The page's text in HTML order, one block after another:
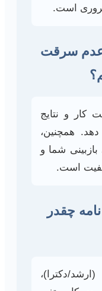
است.
عدم سرقت
کار و نتایج
همچنین،
شما و
است.
چقدر
دکترا)،